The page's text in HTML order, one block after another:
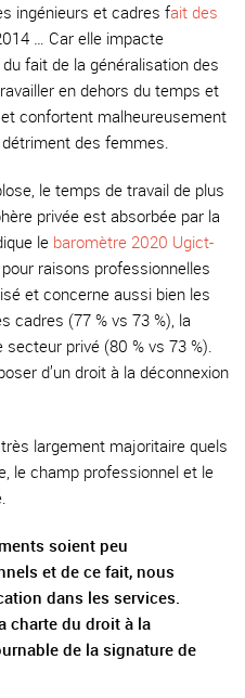
ingénieurs et cadres fait des
… Car elle impacte
fait de la généralisation des
en dehors du temps et
confortent malheureusement
des femmes.
le temps de travail de plus
privée est absorbée par la
le baromètre 2020 Ugict-
pour raisons professionnelles
et concerne aussi bien les
cadres (77 % vs 73 %), la
privé (80 % vs 73 %).
d’un droit à la déconnexion
largement majoritaire quels
le champ professionnel et le
soient peu
et de ce fait, nous
dans les services.
charte du droit à la
de la signature de